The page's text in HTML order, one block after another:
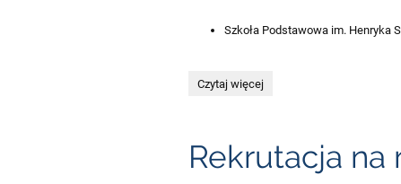
Szkoła Podstawowa im. Henryka
Powiatowy
Czytaj więcej
Rekrutacja na